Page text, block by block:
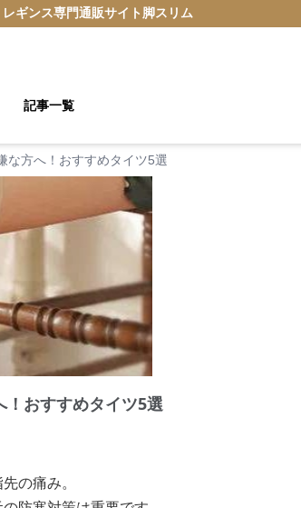
レギンス専門通販サイト 脚スリム
記事一覧
な方へ！おすすめタイツ5選
おすすめタイツ5選
の痛み。